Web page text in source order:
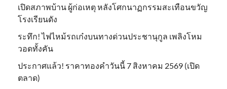
เปิดสภาพบ้าน ผู้ก่อเหตุ หลังโศกนาฏกรรมสะเทือนขวัญ
โรงเรียนดัง
ระทึก! ไฟไหม้รถเก๋งบนทางด่วนประชานุกูล เพลิงโหม
วอดทั้งคัน
ประกาศแล้ว! ราคาทองคำวันนี้ 7 สิงหาคม 2569 (เปิด
ตลาด)